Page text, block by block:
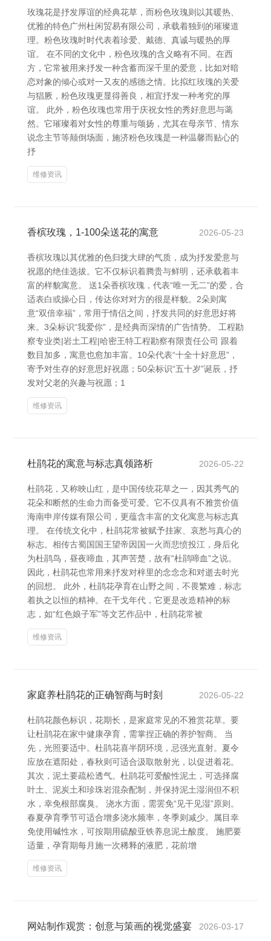
玫瑰花是抒发厚谊的经典花草，而粉色玫瑰则以其暖热、
优雅的特色广州杜闲贸易有限公司，承载着独到的璀璨道
理。粉色玫瑰时时代表着珍爱、戴德、真诚与暖热的厚
谊。 在不同的文化中，粉色玫瑰的含义略有不同。在西
方，它常被用来抒发一种含蓄而深千里的爱意，比如对暗
恋对象的倾心或对一又友的感德之情。比拟红玫瑰的关爱
与猖厥，粉色玫瑰更显得善良，相宜抒发一种考究的厚
谊。 此外，粉色玫瑰也常用于庆祝女性的秀好意思与蔼
然。它璀璨着对女性的尊重与颂扬，尤其在母亲节、情东
说念主节等颠倒场面，施济粉色玫瑰是一种温馨而贴心的
抒
维修资讯
香槟玫瑰，1-100朵送花的寓意 2026-05-23
香槟玫瑰以其优雅的色归拢大肆的气质，成为抒发爱意与
祝愿的绝佳选拔。它不仅标识着腾贵与鲜明，还承载着丰
富的样貌寓意。 送1朵香槟玫瑰，代表“唯一无二”的爱，合
适表白或操心日，传达你对对方的很是样貌。2朵则寓
意“双倍幸福”，常用于情侣之间，抒发共同的好意思好将
来。3朵标识“我爱你”，是经典而深情的广告情势。 工程勘
察专业类|岩土工程|哈密王特工程勘察有限责任公司 跟着
数目加多，寓意也愈加丰富。10朵代表“十全十好意思”，
寄予对生存的好意思好祝愿；50朵标识“五十岁”诞辰，抒
发对父老的兴趣与祝愿；1
维修资讯
杜鹃花的寓意与标志真领路析 2026-05-22
杜鹃花，又称映山红，是中国传统花草之一，因其秀气的
花朵和断然的生命力而备受可爱。它不仅具有不雅赏价值
海南申岸传媒有限公司，更蕴含丰富的文化寓意与标志真
理。 在传统文化中，杜鹃花常被赋予挂家、哀愁与真心的
标志。相传古蜀国国王望帝因国一火而悲愤投江，身后化
为杜鹃鸟，昼夜啼血，其声苦楚，故有“杜鹃啼血”之说。
因此，杜鹃花也常用来抒发对梓里的念念念和对逝去时光
的回想。 此外，杜鹃花孕育在山野之间，不畏繁难，标志
着执之以恒的精神。在干戈年代，它更是改造精神的标
志，如“红色娘子军”等文艺作品中，杜鹃花常被
维修资讯
家庭养杜鹃花的正确智商与时刻 2026-05-22
杜鹃花颜色标识，花期长，是家庭常见的不雅赏花草。要
让杜鹃花在家中健康孕育，需掌捏正确的养护智商。 当
先，光照要适中。杜鹃花喜半阴环境，忌强光直射。夏令
应放在遮阳处，春秋则可适合汲取散射光，以促进着花。
其次，泥土要疏松透气。杜鹃花可爱酸性泥土，可选择腐
叶土、泥炭土和珍珠岩混杂配制，并保持泥土湿润但不积
水，幸免根部腐臭。 浇水方面，需罢免“见干见湿”原则。
春夏孕育季节可适合增多浇水频率，冬季则减少。属目幸
免使用碱性水，可按期用硫酸亚铁养息泥土酸度。 施肥要
适量，孕育期每月施一次稀释的液肥，花前增
维修资讯
网站制作观赏：创意与策画的视觉盛宴 2026-03-17